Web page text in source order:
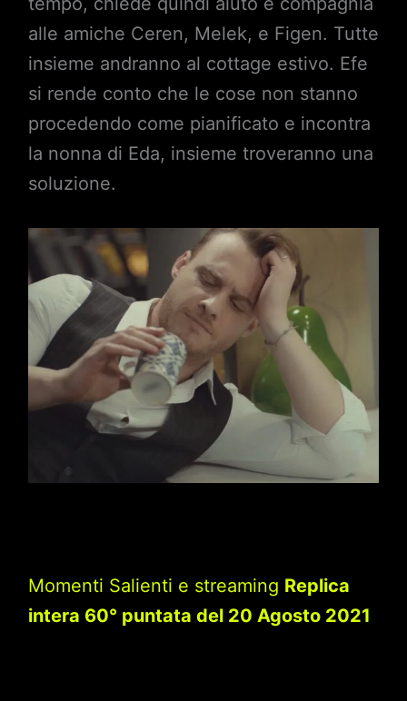
alle amiche Ceren, Melek, e Figen. Tutte
insieme andranno al cottage estivo. Efe
si rende conto che le cose non stanno
procedendo come pianificato e incontra
la nonna di Eda, insieme troveranno una
soluzione.
Momenti Salienti e streaming Replica
intera 60° puntata del 20 Agosto 2021